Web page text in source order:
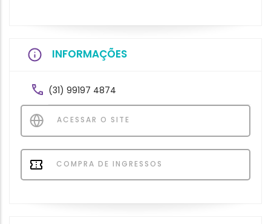
INFORMAÇÕES
(31) 99197 4874
ACESSAR O SITE
COMPRA DE INGRESSOS